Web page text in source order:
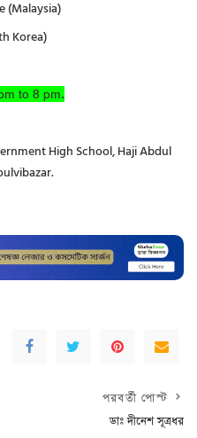
(Malaysia)
Korea)
to 8 pm.
High School, Haji Abdul
পরবর্তী পোস্ট
ডাঃ দীনেশ সূত্রধর